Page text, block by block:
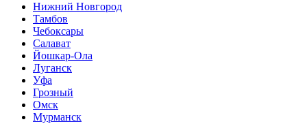
Нижний Новгород
Тамбов
Чебоксары
Салават
Йошкар-Ола
Луганск
Уфа
Грозный
Омск
Мурманск